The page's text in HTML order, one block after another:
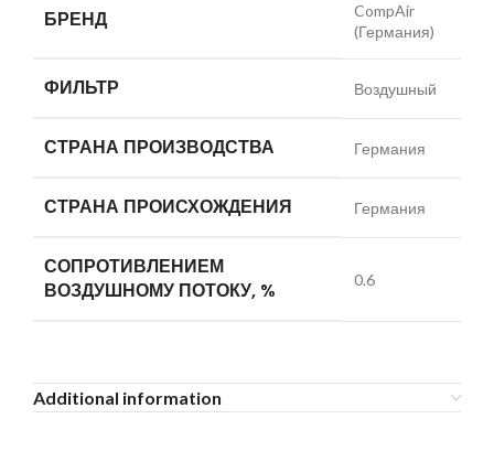
БРЕНД
CompAir
(Германия)
ФИЛЬТР Воздушный
СТРАНА ПРОИЗВОДСТВА Германия
СТРАНА ПРОИСХОЖДЕНИЯ Германия
СОПРОТИВЛЕНИЕМ
ВОЗДУШНОМУ ПОТОКУ, %
0.6
Additional information